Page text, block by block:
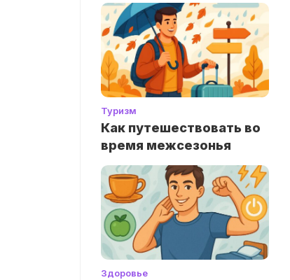
Туризм
Как путешествовать во
время межсезонья
Здоровье